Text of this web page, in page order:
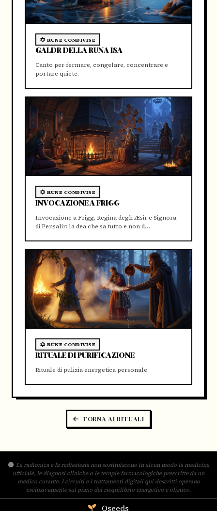
RUNE CONDIVISE
GALDR DELLA RUNA ISA
Canto per fermare, congelare, concentrare e
portare quiete.
RUNE CONDIVISE
INVOCAZIONE A FRIGG
Invocazione a Frigg, Regina degli Æsir e Signora
di Fensalir: la dea che sa tutto e non d…
RUNE CONDIVISE
RITUALE DI PURIFICAZIONE
Rituale di pulizia energetica personale.
TORNA AI RITUALI
La radionica e la radiestesia non sostituiscono in alcun modo la medicina
ufficiale, le diagnosi cliniche o le terapie farmacologiche prescritte da un
medico curante. I circuiti e i trattamenti digitali qui descritti operano
esclusivamente sul piano del riequilibrio energetico e olistico.
Qseeds